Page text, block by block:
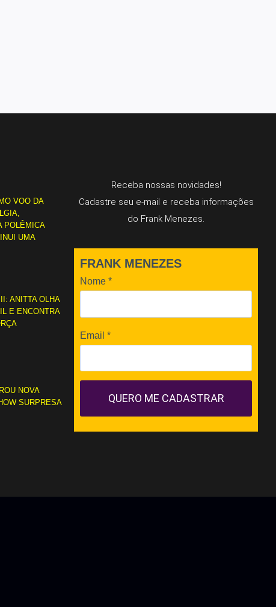
VOO DA
POLÊMICA
UMA
ANITTA OLHA
E ENCONTRA
NOVA
SURPRESA
Receba nossas novidades!
Cadastre seu e-mail e receba informações
do Frank Menezes.
FRANK MENEZES
Nome *
Email *
QUERO ME CADASTRAR